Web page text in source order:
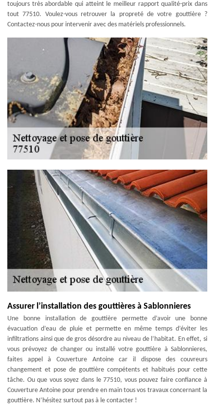
toujours très abordable qui atteint le meilleur rapport qualité-prix dans
tout 77510. Voulez-vous retrouver la propreté de votre gouttière ?
Contactez-nous pour intervenir avec des matériels professionnels.
Assurer l’installation des gouttières à Sablonnieres
Une bonne installation de gouttière permette d’avoir une bonne
évacuation d’eau de pluie et permette en même temps d’éviter les
infiltrations ainsi que de gros désordre au niveau de l’habitat. En effet, si
vous prévoyez de changer ou installé votre gouttière à Sablonnieres,
faites appel à Couverture Antoine car il dispose des couvreurs
changement et pose de gouttière compétents et habitués pour cette
tâche. Ou que vous soyez dans le 77510, vous pouvez faire confiance à
Couverture Antoine pour prendre en main tous vos travaux concernant la
gouttière. N’hésitez surtout pas à le contacter !